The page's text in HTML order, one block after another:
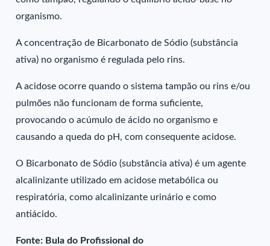
organismo.
A concentração de Bicarbonato de Sódio (substância
ativa) no organismo é regulada pelo rins.
A acidose ocorre quando o sistema tampão ou rins e/ou
pulmões não funcionam de forma suficiente,
provocando o acúmulo de ácido no organismo e
causando a queda do pH, com consequente acidose.
O Bicarbonato de Sódio (substância ativa) é um agente
alcalinizante utilizado em acidose metabólica ou
respiratória, como alcalinizante urinário e como
antiácido.
Fonte: Bula do Profissional do